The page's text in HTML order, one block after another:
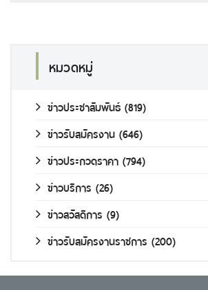
หมวดหมู่
ข่าวประชาสัมพันธ์ (819)
ข่าวรับสมัครงาน (646)
ข่าวประกวดราคา (794)
ข่าวบริการ (26)
ข่าวสวัสดิการ (9)
ข่าวรับสมัครงานราชการ (200)